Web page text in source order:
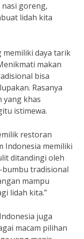
goreng,
lidah kita
memiliki daya tarik
makan
bisa
Rasanya
yang khas
istimewa.
restoran
Indonesia memiliki
ditandingi oleh
bumbu tradisional
mampu
lidah kita.”
juga
macam pilihan